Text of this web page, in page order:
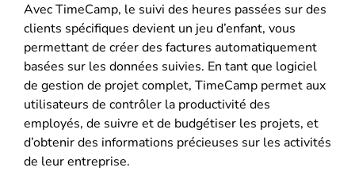
Avec TimeCamp, le suivi des heures passées sur des
clients spécifiques devient un jeu d’enfant, vous
permettant de créer des factures automatiquement
basées sur les données suivies. En tant que logiciel
de gestion de projet complet, TimeCamp permet aux
utilisateurs de contrôler la productivité des
employés, de suivre et de budgétiser les projets, et
d’obtenir des informations précieuses sur les activités
de leur entreprise.